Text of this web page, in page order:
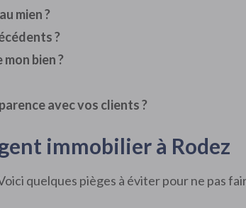
mien ?
?
bien ?
avec vos clients ?
immobilier à Rodez
quelques pièges à éviter pour ne pas